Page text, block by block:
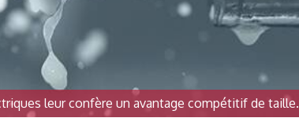
leur confère un avantage compétitif de taille.